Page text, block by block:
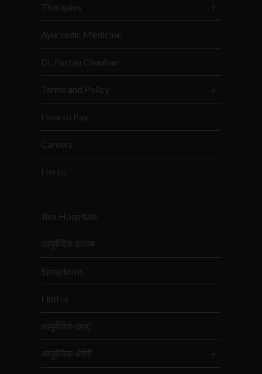
Therapies
Ayurvedic Medicine
Dr. Partap Chauhan
Terms and Policy
How to Pay
Careers
Herbs
Jiva Hospitals
आयुर्वेदिक इलाज
Symptoms
Find us
आयुर्वेदिक दवाएं
आयुर्वेदिक थेरेपी